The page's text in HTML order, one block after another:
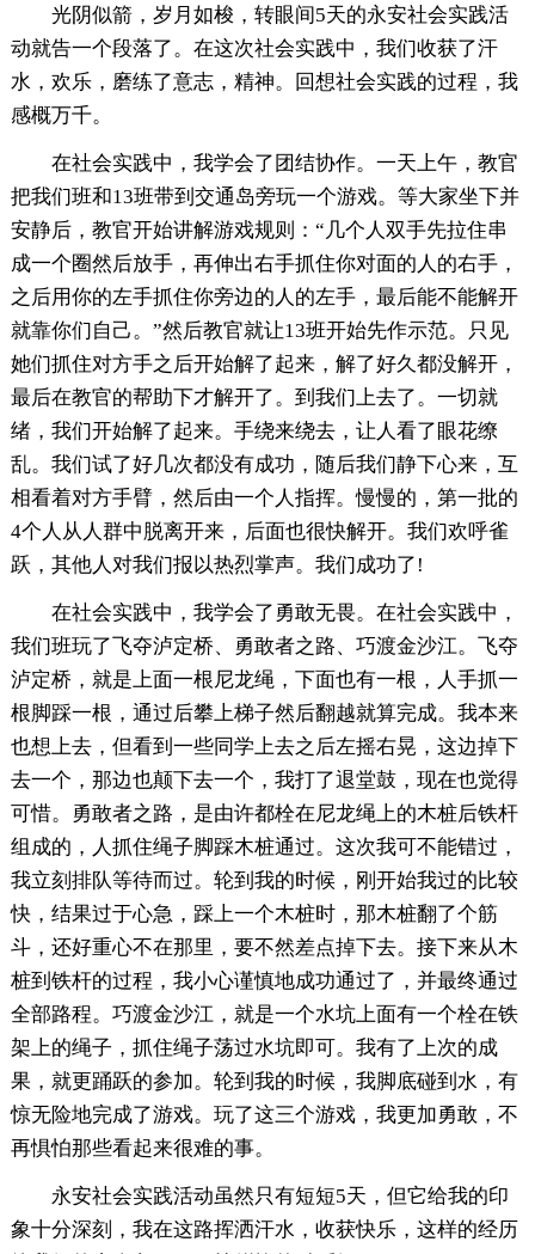
光阴似箭，岁月如梭，转眼间5天的永安社会实践活
动就告一个段落了。在这次社会实践中，我们收获了汗
水，欢乐，磨练了意志，精神。回想社会实践的过程，我
感概万千。
在社会实践中，我学会了团结协作。一天上午，教官
把我们班和13班带到交通岛旁玩一个游戏。等大家坐下并
安静后，教官开始讲解游戏规则：“几个人双手先拉住串
成一个圈然后放手，再伸出右手抓住你对面的人的右手，
之后用你的左手抓住你旁边的人的左手，最后能不能解开
就靠你们自己。”然后教官就让13班开始先作示范。只见
她们抓住对方手之后开始解了起来，解了好久都没解开，
最后在教官的帮助下才解开了。到我们上去了。一切就
绪，我们开始解了起来。手绕来绕去，让人看了眼花缭
乱。我们试了好几次都没有成功，随后我们静下心来，互
相看着对方手臂，然后由一个人指挥。慢慢的，第一批的
4个人从人群中脱离开来，后面也很快解开。我们欢呼雀
跃，其他人对我们报以热烈掌声。我们成功了!
在社会实践中，我学会了勇敢无畏。在社会实践中，
我们班玩了飞夺泸定桥、勇敢者之路、巧渡金沙江。飞夺
泸定桥，就是上面一根尼龙绳，下面也有一根，人手抓一
根脚踩一根，通过后攀上梯子然后翻越就算完成。我本来
也想上去，但看到一些同学上去之后左摇右晃，这边掉下
去一个，那边也颠下去一个，我打了退堂鼓，现在也觉得
可惜。勇敢者之路，是由许都栓在尼龙绳上的木桩后铁杆
组成的，人抓住绳子脚踩木桩通过。这次我可不能错过，
我立刻排队等待而过。轮到我的时候，刚开始我过的比较
快，结果过于心急，踩上一个木桩时，那木桩翻了个筋
斗，还好重心不在那里，要不然差点掉下去。接下来从木
桩到铁杆的过程，我小心谨慎地成功通过了，并最终通过
全部路程。巧渡金沙江，就是一个水坑上面有一个栓在铁
架上的绳子，抓住绳子荡过水坑即可。我有了上次的成
果，就更踊跃的参加。轮到我的时候，我脚底碰到水，有
惊无险地完成了游戏。玩了这三个游戏，我更加勇敢，不
再惧怕那些看起来很难的事。
永安社会实践活动虽然只有短短5天，但它给我的印
象十分深刻，我在这路挥洒汗水，收获快乐，这样的经历